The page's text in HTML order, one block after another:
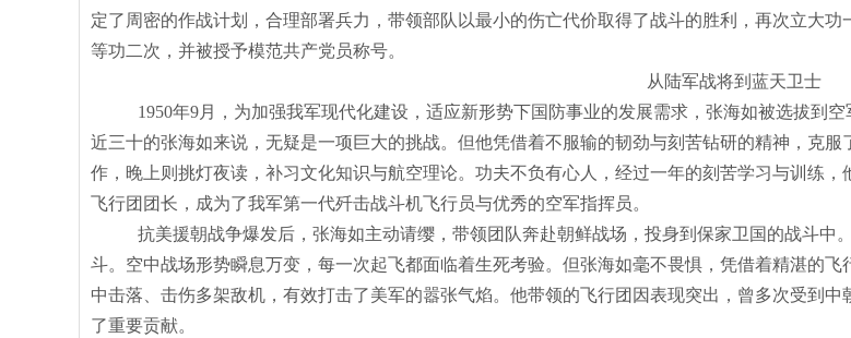
定了周密的作战计划，合理部署兵力，带领部队以最小的伤亡代价取得了战斗的胜利，再次立大
等功二次，并被授予模范共产党员称号。
从陆军战将到蓝天卫士
1950年9月，为加强我军现代化建设，适应新形势下国防事业的发展需求，张海如被选拔到空
近三十的张海如来说，无疑是一项巨大的挑战。但他凭借着不服输的韧劲与刻苦钻研的精神，克
作，晚上则挑灯夜读，补习文化知识与航空理论。功夫不负有心人，经过一年的刻苦学习与训练，
飞行团团长，成为了我军第一代歼击战斗机飞行员与优秀的空军指挥员。
抗美援朝战争爆发后，张海如主动请缨，带领团队奔赴朝鲜战场，投身到保家卫国的战斗
斗。空中战场形势瞬息万变，每一次起飞都面临着生死考验。但张海如毫不畏惧，凭借着精湛的
中击落、击伤多架敌机，有效打击了美军的嚣张气焰。他带领的飞行团因表现突出，曾多次受到
了重要贡献。